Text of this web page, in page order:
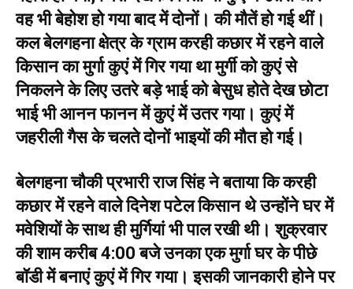
वह भी बेहोश हो गया बाद में दोनों। की मौतें हो गई थीं।
कल बेलगहना क्षेत्र के ग्राम करही कछार में रहने वाले
किसान का मुर्गा कुएं में गिर गया था मुर्गी को कुएं से
निकलने के लिए उतरे बड़े भाई को बेसुध होते देख छोटा
भाई भी आनन फानन में कुएं में उतर गया। कुएं में
जहरीली गैस के चलते दोनों भाइयों की मौत हो गई।
बेलगहना चौकी प्रभारी राज सिंह ने बताया कि करही
कछार में रहने वाले दिनेश पटेल किसान थे उन्होंने घर में
मवेशियों के साथ ही मुर्गियां भी पाल रखी थी। शुक्रवार
की शाम करीब 4:00 बजे उनका एक मुर्गा घर के पीछे
बॉडी में बनाएं कुएं में गिर गया। इसकी जानकारी होने पर